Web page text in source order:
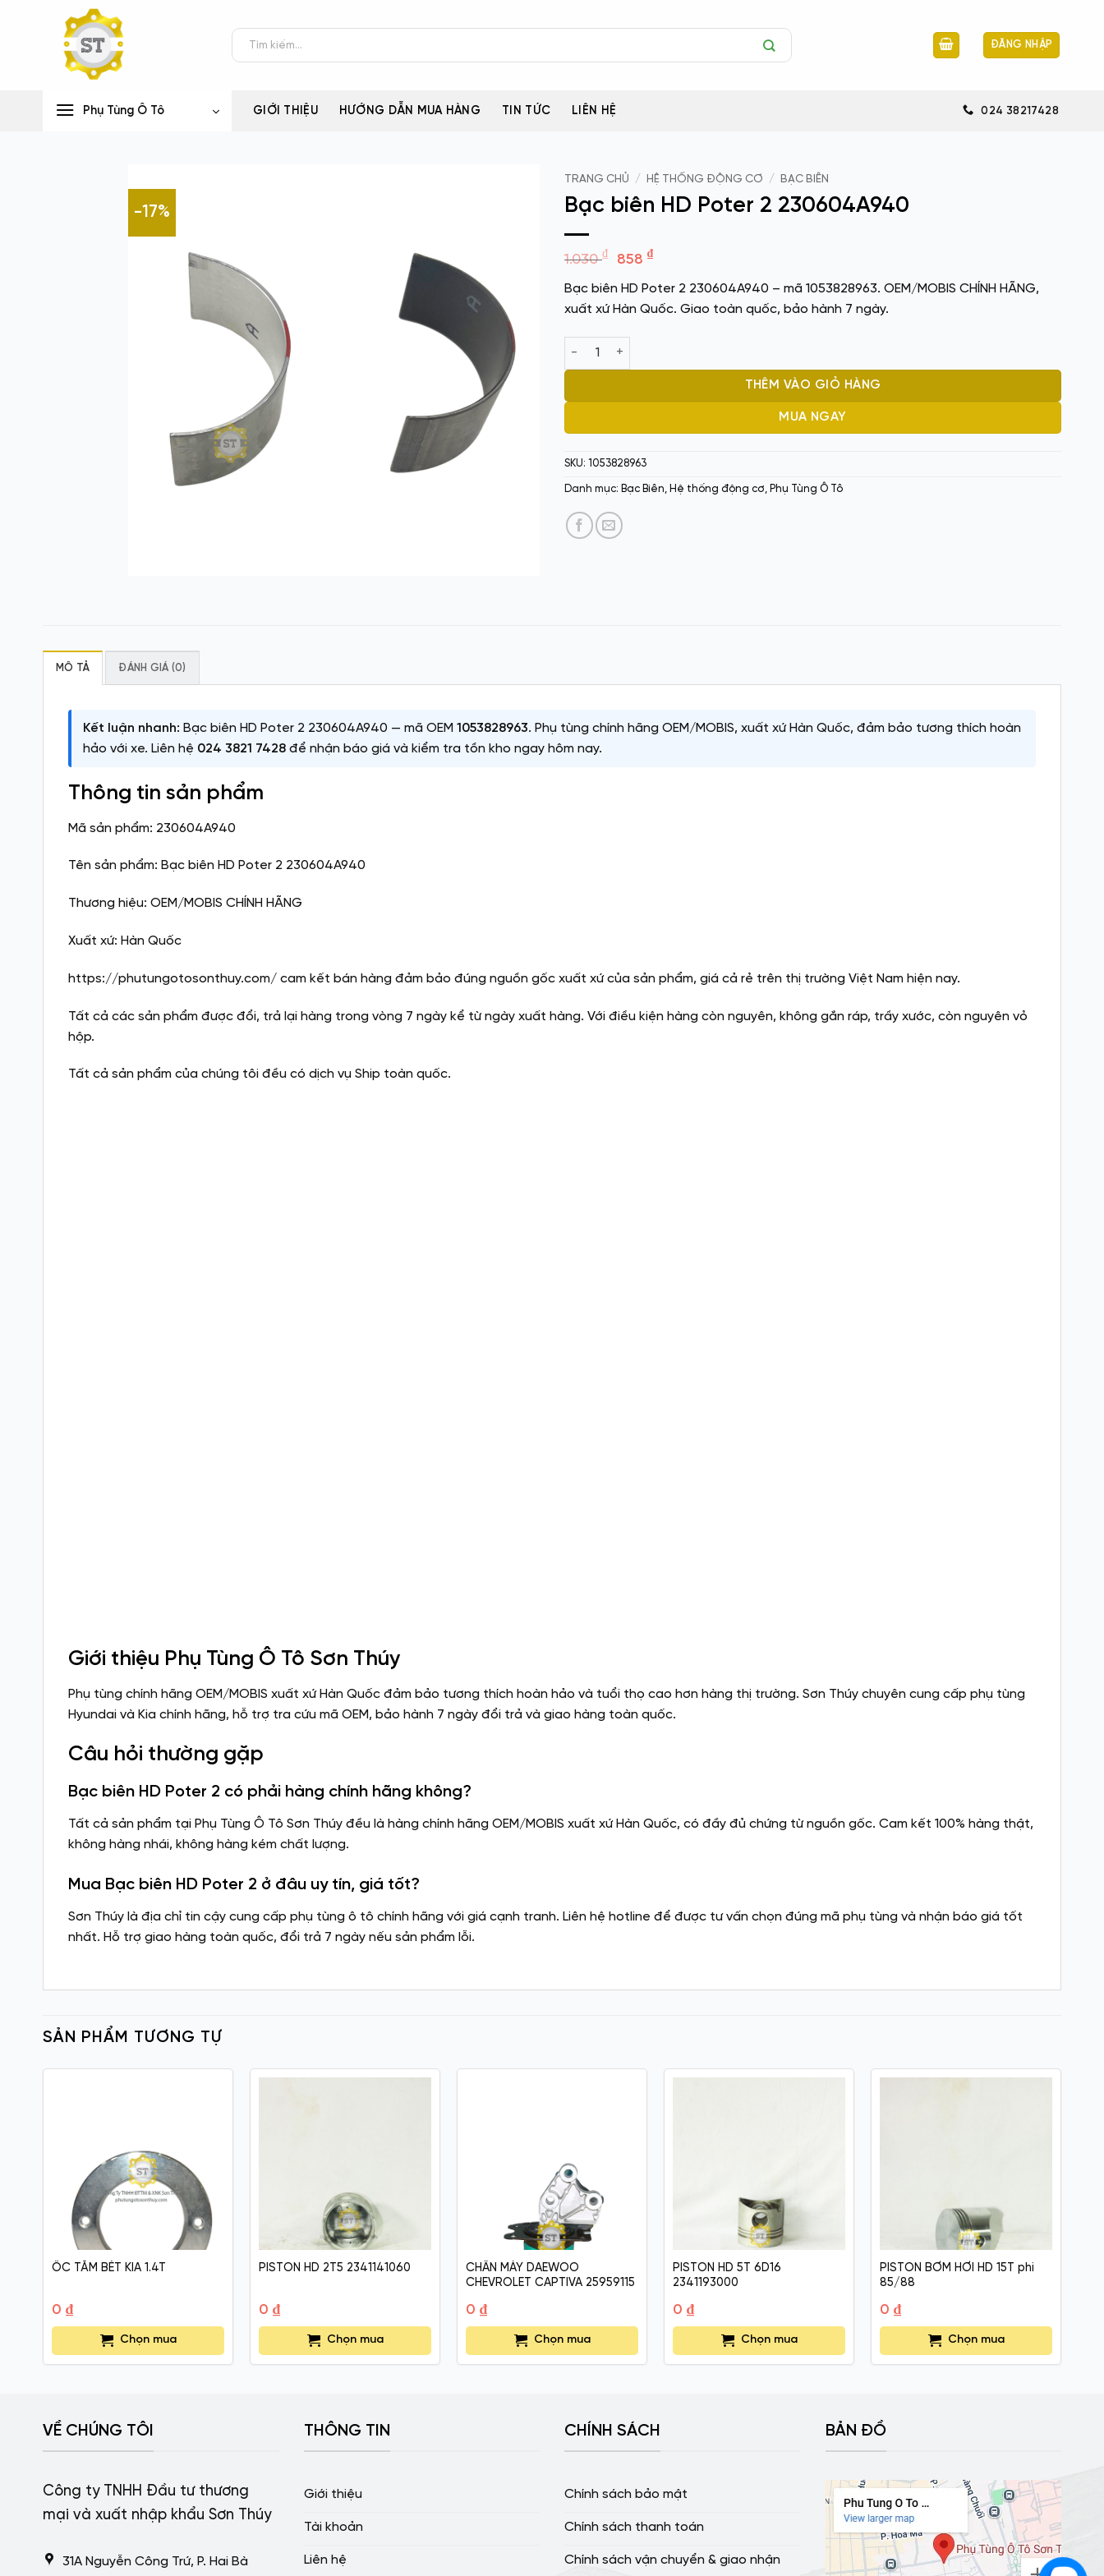
kiếm:
ĐĂNG NHẬP
Phụ Tùng Ô Tô GIỚI THIỆU HƯỚNG DẪN MUA HÀNG TIN TỨC LIÊN HỆ 024 38217428
-17%
TRANG CHỦ / HỆ THỐNG ĐỘNG CƠ / BẠC BIÊN
Bạc biên HD Poter 2 230604A940
1.030₫
Giá
là:
1.030 ₫.
858₫Giá
tại
là:
Bạc biên HD Poter 2 230604A940 – mã 1053828963. OEM/MOBIS CHÍNH HÃNG,
xuất xứ Hàn Quốc. Giao toàn quốc, bảo hành 7 ngày.
Bạc biên HD Poter 2 230604A940 số lượng
THÊM VÀO GIỎ HÀNG
MUA NGAY
SKU: 1053828963
Danh mục: Bạc Biên Hệ thống động cơ Phụ Tùng Ô Tô
MÔ TẢ ĐÁNH GIÁ (0)
Kết luận nhanh: Bạc biên HD Poter 2 230604A940 — mã OEM 1053828963. Phụ tùng chính hãng OEM/MOBIS, xuất xứ Hàn Quốc, đảm bảo tương thích hoàn
hảo với xe. Liên hệ 024 3821 7428 để nhận báo giá và kiểm tra tồn kho ngay hôm nay.
Thông tin sản phẩm
Mã sản phẩm: 230604A940
Tên sản phẩm: Bạc biên HD Poter 2 230604A940
Thương hiệu: OEM/MOBIS CHÍNH HÃNG
Xuất xứ: Hàn Quốc
https://phutungotosonthuy.com/ cam kết bán hàng đảm bảo đúng nguồn gốc xuất xứ của sản phẩm, giá cả rẻ trên thị trường Việt Nam hiện nay.
Tất cả các sản phẩm được đổi, trả lại hàng trong vòng 7 ngày kể từ ngày xuất hàng. Với điều kiện hàng còn nguyên, không gắn ráp, trầy xước, còn nguyên vỏ
hộp.
Tất cả sản phẩm của chúng tôi đều có dịch vụ Ship toàn quốc.
Giới thiệu Phụ Tùng Ô Tô Sơn Thúy
Phụ tùng chính hãng OEM/MOBIS xuất xứ Hàn Quốc đảm bảo tương thích hoàn hảo và tuổi thọ cao hơn hàng thị trường. Sơn Thúy chuyên cung cấp phụ tùng
Hyundai và Kia chính hãng, hỗ trợ tra cứu mã OEM, bảo hành 7 ngày đổi trả và giao hàng toàn quốc.
Câu hỏi thường gặp
Bạc biên HD Poter 2 có phải hàng chính hãng không?
Tất cả sản phẩm tại Phụ Tùng Ô Tô Sơn Thúy đều là hàng chính hãng OEM/MOBIS xuất xứ Hàn Quốc, có đầy đủ chứng từ nguồn gốc. Cam kết 100% hàng thật,
không hàng nhái, không hàng kém chất lượng.
Mua Bạc biên HD Poter 2 ở đâu uy tín, giá tốt?
Sơn Thúy là địa chỉ tin cậy cung cấp phụ tùng ô tô chính hãng với giá cạnh tranh. Liên hệ hotline để được tư vấn chọn đúng mã phụ tùng và nhận báo giá tốt
nhất. Hỗ trợ giao hàng toàn quốc, đổi trả 7 ngày nếu sản phẩm lỗi.
SẢN PHẨM TƯƠNG TỰ
ỐC TĂM BÉT KIA 1.4T
0 ₫
Chọn mua
PISTON HD 2T5 2341141060
0 ₫
Chọn mua
CHÂN MÁY DAEWOO
CHEVROLET CAPTIVA 25959115
0 ₫
Chọn mua
PISTON HD 5T 6D16
2341193000
0 ₫
Chọn mua
PISTON BƠM HƠI HD 15T phi
85/88
0 ₫
Chọn mua
VỀ CHÚNG TÔI
Công ty TNHH Đầu tư thương
mại và xuất nhập khẩu Sơn Thúy
31A Nguyễn Công Trứ, P. Hai Bà
THÔNG TIN
Giới thiệu
Tài khoản
Liên hệ
CHÍNH SÁCH
Chính sách bảo mật
Chính sách thanh toán
Chính sách vận chuyển & giao nhận
BẢN ĐỒ